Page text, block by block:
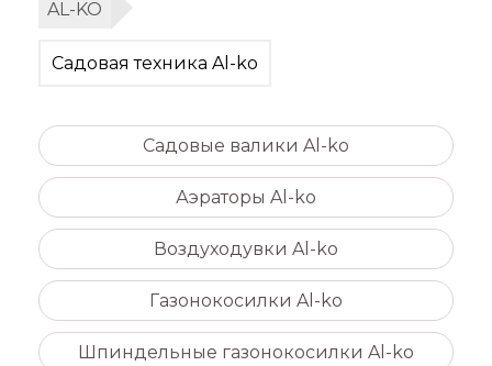
AL-KO
Садовая техника Al-ko
Садовые валики Al-ko
Аэраторы Al-ko
Воздуходувки Al-ko
Газонокосилки Al-ko
Шпиндельные газонокосилки Al-ko